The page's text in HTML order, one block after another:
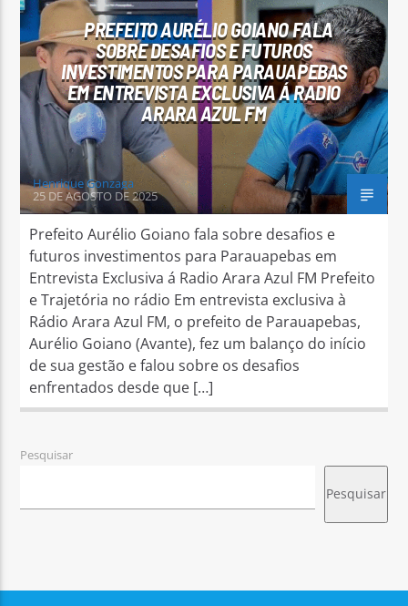
Arara Azul FM
PREFEITO AURÉLIO GOIANO FALA
SOBRE DESAFIOS E FUTUROS
INVESTIMENTOS PARA PARAUAPEBAS
EM ENTREVISTA EXCLUSIVA Á RADIO
ARARA AZUL FM
Henrique Gonzaga
25 DE AGOSTO DE 2025
Prefeito Aurélio Goiano fala sobre desafios e
futuros investimentos para Parauapebas em
Entrevista Exclusiva á Radio Arara Azul FM Prefeito
e Trajetória no rádio Em entrevista exclusiva à
Rádio Arara Azul FM, o prefeito de Parauapebas,
Aurélio Goiano (Avante), fez um balanço do início
de sua gestão e falou sobre os desafios
enfrentados desde que […]
Pesquisar
Pesquisar